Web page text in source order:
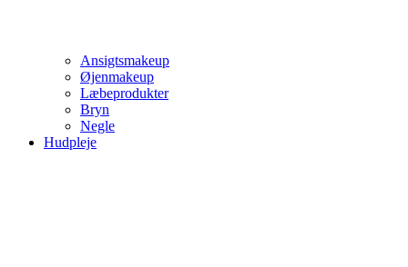
Ansigtsmakeup
Øjenmakeup
Læbeprodukter
Bryn
Negle
Hudpleje